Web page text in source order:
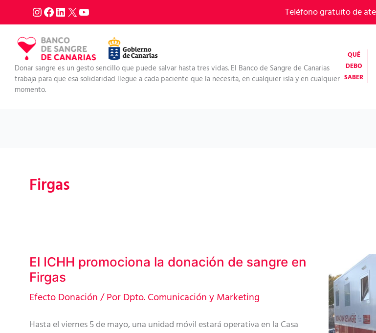
al
contenido
Teléfono gratuito de
Donar sangre es un gesto sencillo que puede salvar hasta tres vidas. El Banco de Sangre de Canarias
trabaja para que esa solidaridad llegue a cada paciente que la necesita, en cualquier isla y en cualquier
momento.
QUÉ
DEBO
SABER
Firgas
El ICHH promociona la donación de sangre en
Firgas
Efecto Donación/ PorDpto. Comunicación y Marketing
Hasta el viernes 5 de mayo, una unidad móvil estará operativa en la Casa
El
ICHH
promociona
donación